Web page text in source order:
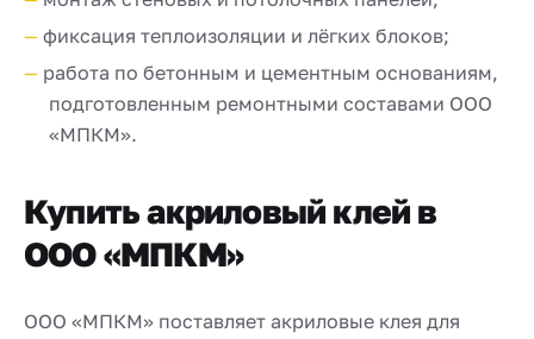
фиксация теплоизоляции и лёгких блоков;
работа по бетонным и цементным основаниям,
подготовленным ремонтными составами ООО
«МПКМ».
Купить акриловый клей в
ООО «МПКМ»
ООО «МПКМ» поставляет акриловые клея для